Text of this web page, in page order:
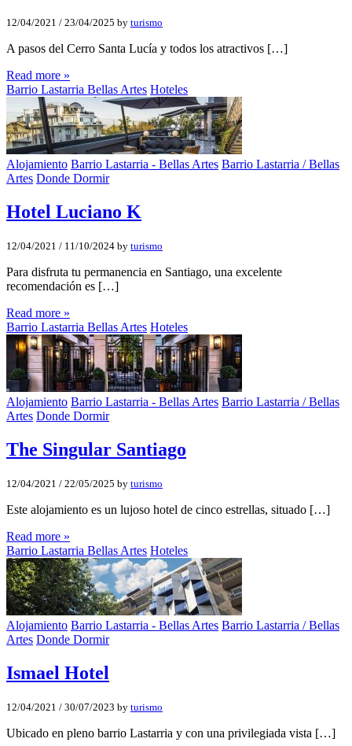
12/04/2021 / 23/04/2025 by turismo
A pasos del Cerro Santa Lucía y todos los atractivos […]
Read more »
Barrio Lastarria Bellas Artes Hoteles
Alojamiento Barrio Lastarria - Bellas Artes Barrio Lastarria / Bellas
Artes Donde Dormir
Hotel Luciano K
12/04/2021 / 11/10/2024 by turismo
Para disfruta tu permanencia en Santiago, una excelente
recomendación es […]
Read more »
Barrio Lastarria Bellas Artes Hoteles
Alojamiento Barrio Lastarria - Bellas Artes Barrio Lastarria / Bellas
Artes Donde Dormir
The Singular Santiago
12/04/2021 / 22/05/2025 by turismo
Este alojamiento es un lujoso hotel de cinco estrellas, situado […]
Read more »
Barrio Lastarria Bellas Artes Hoteles
Alojamiento Barrio Lastarria - Bellas Artes Barrio Lastarria / Bellas
Artes Donde Dormir
Ismael Hotel
12/04/2021 / 30/07/2023 by turismo
Ubicado en pleno barrio Lastarria y con una privilegiada vista […]